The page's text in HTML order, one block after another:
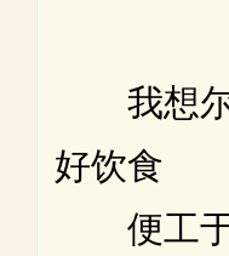
我想
好饮食
便工